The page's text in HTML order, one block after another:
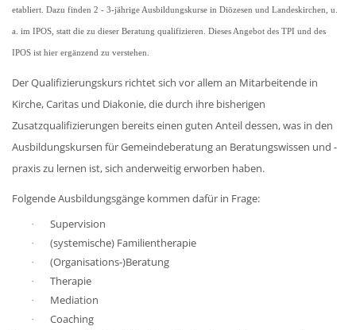
etabliert. Dazu finden 2 - 3-jährige Ausbildungskurse in Diözesen und Landeskirchen, u.
a. im IPOS, statt die zu dieser Beratung qualifizieren. Dieses Angebot des TPI und des
IPOS ist hier ergänzend zu verstehen.
Der Qualifizierungskurs richtet sich vor allem an Mitarbeitende in
Kirche, Caritas und Diakonie, die durch ihre bisherigen
Zusatzqualifizierungen bereits einen guten Anteil dessen, was in den
Ausbildungskursen für Gemeindeberatung an Beratungswissen und -
praxis zu lernen ist, sich anderweitig erworben haben.
Folgende Ausbildungsgänge kommen dafür in Frage:
· Supervision
· (systemische) Familientherapie
· (Organisations-)Beratung
· Therapie
· Mediation
·
Coaching